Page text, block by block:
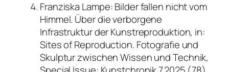
Franziska Lampe: Bilder fallen nicht vom
Himmel. Über die verborgene
Infrastruktur der Kunstreproduktion, in:
Sites of Reproduction. Fotografie und
Skulptur zwischen Wissen und Technik,